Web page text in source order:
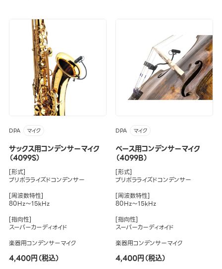
DPA マイク
サックス用コンデンサーマイク
（4099S）
[形式]
プリポラライズドコンデンサー
[周波数特性]
80Hz～15kHz
[指向性]
スーパーカーディオイド
楽器用コンデンサーマイク
4,400円（税込）
DPA マイク
ベース用コンデンサーマイク
（4099B）
[形式]
プリポラライズドコンデンサー
[周波数特性]
80Hz～15kHz
[指向性]
スーパーカーディオイド
楽器用コンデンサーマイク
4,400円（税込）